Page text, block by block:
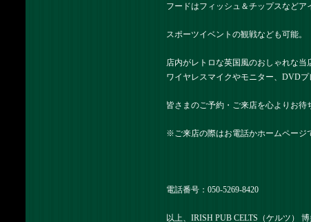
フードはフィッシュ＆チップスなどア
スポーツイベントの観戦なども可能。
店内がレトロな英国風のおしゃれな当
ワイヤレスマイクやモニター、DVD
皆さまのご予約・ご来店を心よりお待
※ご来店の際はお電話かホームページ
電話番号：050-5269-8420
以上、IRISH PUB CELTS（ケルツ）